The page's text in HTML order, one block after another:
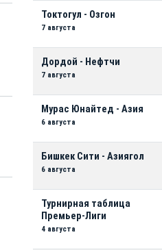
Токтогул - Озгон
7 августа
Дордой - Нефтчи
7 августа
Мурас Юнайтед - Азия
6 августа
Бишкек Сити - Азиягол
6 августа
Турнирная таблица
Премьер-Лиги
4 августа